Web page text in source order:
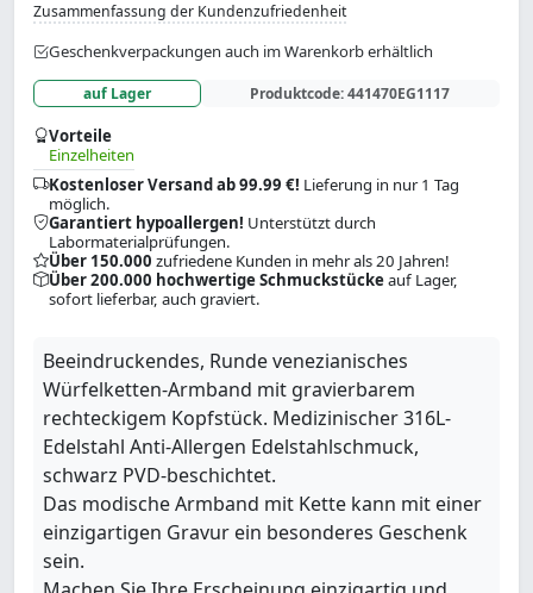
Zusammenfassung der Kundenzufriedenheit
Geschenkverpackungen auch im Warenkorb erhältlich
auf Lager Produktcode:441470EG1117
Vorteile
Einzelheiten
Kostenloser Versand ab 99.99 €! Lieferung in nur 1 Tag
möglich.
Garantiert hypoallergen! Unterstützt durch
Labormaterialprüfungen.
Über 150.000 zufriedene Kunden in mehr als 20 Jahren!
Über 200.000 hochwertige Schmuckstückeauf Lager,
sofort lieferbar, auch graviert.
Beeindruckendes, Runde venezianisches
Würfelketten-Armband mit gravierbarem
rechteckigem Kopfstück. Medizinischer 316L-
Edelstahl Anti-Allergen Edelstahlschmuck,
schwarz PVD-beschichtet.
Das modische Armband mit Kette kann mit einer
einzigartigen Gravur ein besonderes Geschenk
sein.